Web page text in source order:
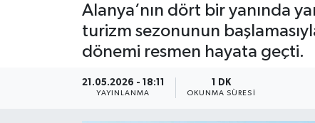
Alanya’nın dört bir yanında
turizm sezonunun
dönemi resmen hayata geçti.
21.05.2026 - 18:11
YAYINLANMA
1 DK
OKUNMA SÜRESI
Ekonomi
Gazipaşa
Son Dakika Haberleri
Haber Arşivi